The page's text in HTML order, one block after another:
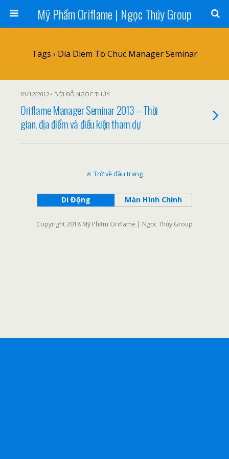
Mỹ Phẩm Oriflame | Ngọc Thúy Group
Tags › Dia Diem To Chuc Manager Seminar
01/12/2012 • BỞI ĐỖ NGỌC THÚY
Oriflame Manager Seminar 2013 – Thời
gian, địa điểm và điều kiện tham dự
Trở về đầu trang
Di Động Màn Hình Chính
Copyright 2018 Mỹ Phẩm Oriflame | Ngọc Thúy Group